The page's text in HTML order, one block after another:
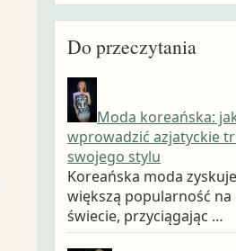
Do przeczytania
Moda koreańska:
wprowadzić azjatyckie
swojego stylu
Koreańska moda
większą popularność na
świecie, przyciągając …